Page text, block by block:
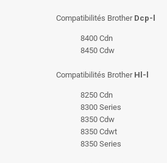
Compatibilités Brother Dcp-l
8400 Cdn
8450 Cdw
Compatibilités Brother Hl-l
8250 Cdn
8300 Series
8350 Cdw
8350 Cdwt
8350 Series